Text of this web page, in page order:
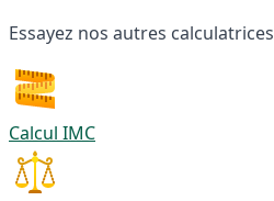
Essayez nos autres calculatrices
Calcul IMC